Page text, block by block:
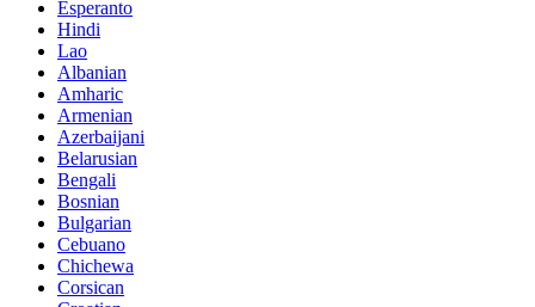
Esperanto
Hindi
Lao
Albanian
Amharic
Armenian
Azerbaijani
Belarusian
Bengali
Bosnian
Bulgarian
Cebuano
Chichewa
Corsican